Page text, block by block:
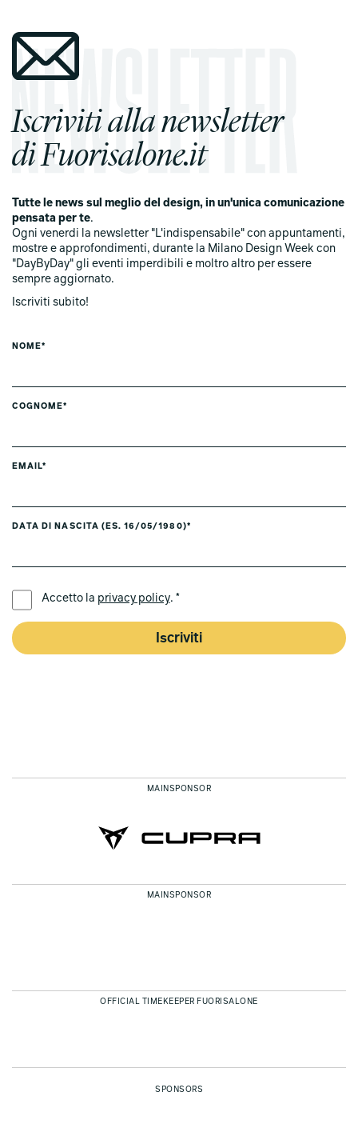
Iscriviti alla newsletter
di Fuorisalone.it
Tutte le news sul meglio del design, in un'unica comunicazione
pensata per te.
Ogni venerdi la newsletter "L'indispensabile" con appuntamenti,
mostre e approfondimenti, durante la Milano Design Week con
"DayByDay" gli eventi imperdibili e moltro altro per essere
sempre aggiornato.
Iscriviti subito!
NOME*
COGNOME*
EMAIL*
DATA DI NASCITA (ES. 16/05/1980)*
Accetto la privacy policy. *
Iscriviti
MAINSPONSOR
MAINSPONSOR
OFFICIAL TIMEKEEPER FUORISALONE
SPONSORS